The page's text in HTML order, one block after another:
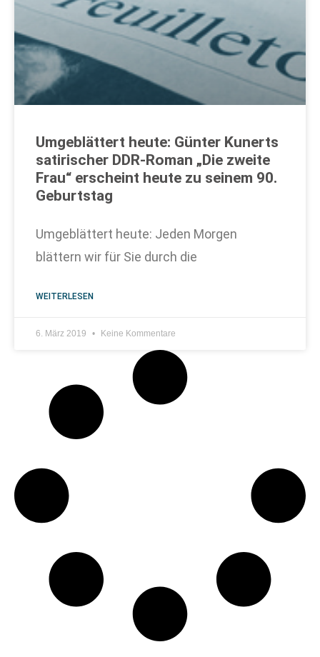
Umgeblättert heute: Günter Kunerts
satirischer DDR-Roman „Die zweite
Frau“ erscheint heute zu seinem 90.
Geburtstag
Umgeblättert heute: Jeden Morgen
blättern wir für Sie durch die
WEITERLESEN
6. März 2019 Keine Kommentare